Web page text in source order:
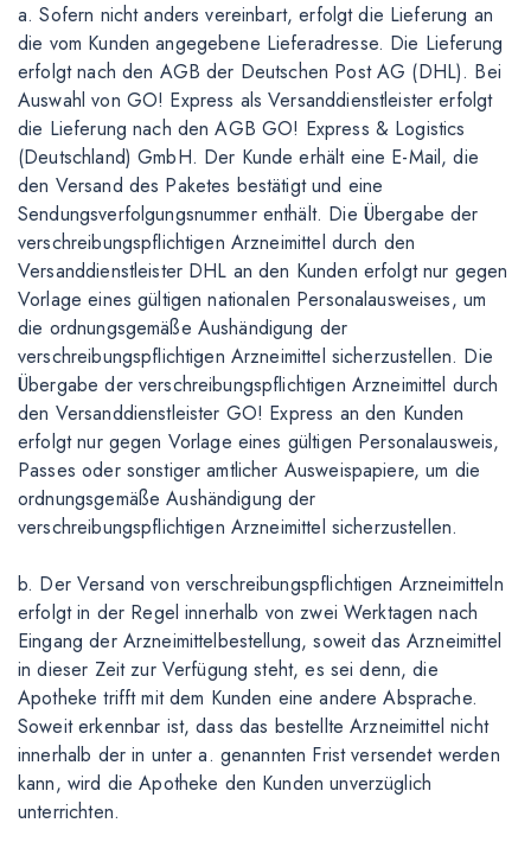
a. Sofern nicht anders vereinbart, erfolgt die Lieferung an
die vom Kunden angegebene Lieferadresse. Die Lieferung
erfolgt nach den AGB der Deutschen Post AG (DHL). Bei
Auswahl von GO! Express als Versanddienstleister erfolgt
die Lieferung nach den AGB GO! Express & Logistics
(Deutschland) GmbH. Der Kunde erhält eine E-Mail, die
den Versand des Paketes bestätigt und eine
Sendungsverfolgungsnummer enthält. Die Übergabe der
verschreibungspflichtigen Arzneimittel durch den
Versanddienstleister DHL an den Kunden erfolgt nur gegen
Vorlage eines gültigen nationalen Personalausweises, um
die ordnungsgemäße Aushändigung der
verschreibungspflichtigen Arzneimittel sicherzustellen. Die
Übergabe der verschreibungspflichtigen Arzneimittel durch
den Versanddienstleister GO! Express an den Kunden
erfolgt nur gegen Vorlage eines gültigen Personalausweis,
Passes oder sonstiger amtlicher Ausweispapiere, um die
ordnungsgemäße Aushändigung der
verschreibungspflichtigen Arzneimittel sicherzustellen.
b. Der Versand von verschreibungspflichtigen Arzneimitteln
erfolgt in der Regel innerhalb von zwei Werktagen nach
Eingang der Arzneimittelbestellung, soweit das Arzneimittel
in dieser Zeit zur Verfügung steht, es sei denn, die
Apotheke trifft mit dem Kunden eine andere Absprache.
Soweit erkennbar ist, dass das bestellte Arzneimittel nicht
innerhalb der in unter a. genannten Frist versendet werden
kann, wird die Apotheke den Kunden unverzüglich
unterrichten.